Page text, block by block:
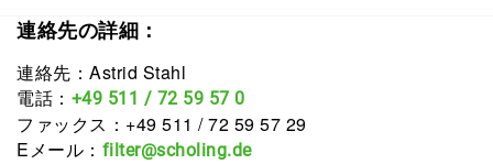
連絡先の詳細：
連絡先：Astrid Stahl
電話： +49 511 / 72 59 57 0
ファックス：+49 511 / 72 59 57 29
Eメール： filter@scholing.de